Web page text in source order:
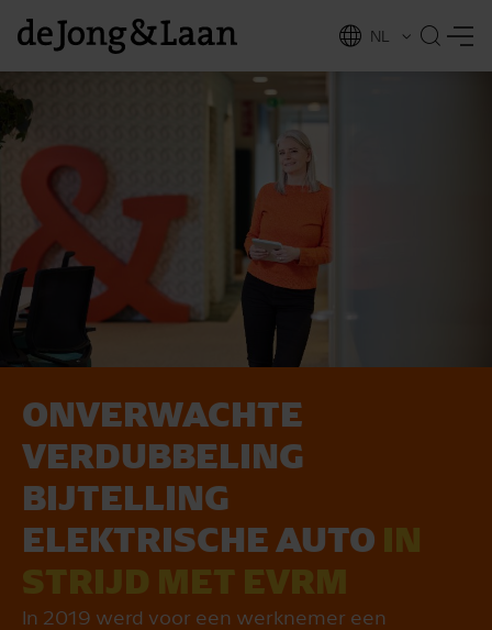
NL
EN
ONVERWACHTE
VERDUBBELING
BIJTELLING
ELEKTRISCHE AUTO IN
STRIJD MET EVRM
In 2019 werd voor een werknemer een